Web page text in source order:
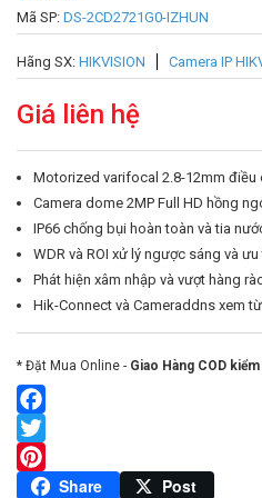
Mã SP: DS-2CD2721G0-IZHUN
Hãng SX: HIKVISION Camera IP
Giá liên hệ
Motorized varifocal 2.8-12mm điều
Camera dome 2MP Full HD hồng
IP66 chống bụi hoàn toàn và tia
WDR và ROI xử lý ngược sáng và
Phát hiện xâm nhập và vượt hàng
Hik-Connect và Cameraddns xem
* Đặt Mua Online - Giao Hàng COD
Facebook
Twitter
Pinterest
Share Post